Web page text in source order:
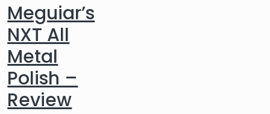
Meguiar’s
NXT All
Metal
Polish –
Review